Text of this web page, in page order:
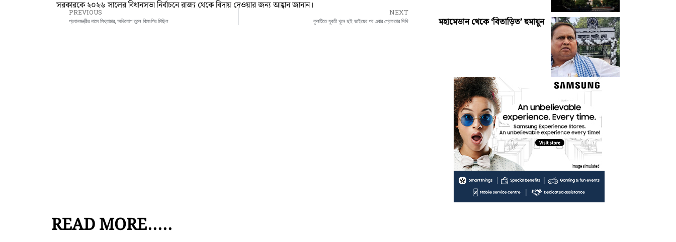
সরকারকে ২০২৬ সালের বিধানসভা নির্বাচনে রাজ্য থেকে বিদায় দেওয়ার জন্য আহ্বান জানান।
PREVIOUS
প্রধানমন্ত্রীর নামে মিথ্যাচার, অভিযোগ তুলে বিজেপির মিছিল
NEXT
কুলটিতে যুবতী খুনে দুই ভাইয়ের পর এবার গ্রেফতার দিদি মহামেডান থেকে ‘বিতাড়িত’ হুমায়ুন
READ MORE.....